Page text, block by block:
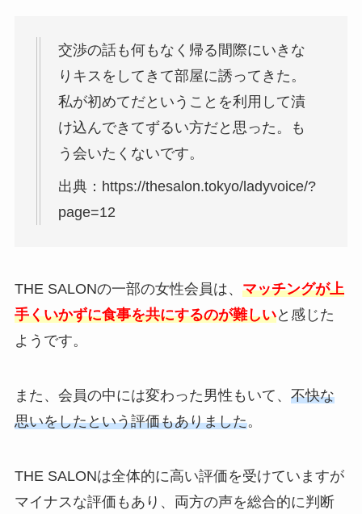
交渉の話も何もなく帰る間際にいきな
りキスをしてきて部屋に誘ってきた。
私が初めてだということを利用して漬
け込んできてずるい方だと思った。も
う会いたくないです。
出典：https://thesalon.tokyo/ladyvoice/?
page=12
THE SALONの一部の女性会員は、 マッチングが上
手くいかずに食事を共にするのが難しいと感じた
ようです。
また、会員の中には変わった男性もいて、 不快な
思いをしたという評価もありました。
THE SALONは全体的に高い評価を受けていますが
マイナスな評価もあり、両方の声を総合的に判断